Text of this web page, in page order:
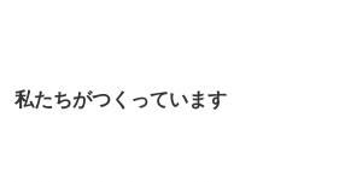
私たちがつくっています